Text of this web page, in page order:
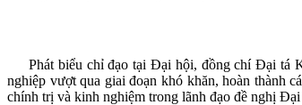
Phát biểu chỉ đạo tại Đại hội, đồng chí Đại tá
nghiệp vượt qua giai đoạn khó khăn, hoàn thành
chính trị và kinh nghiệm trong lãnh đạo đề nghị